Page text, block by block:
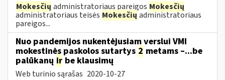
Mokesčių administratoriaus pareigos Mokesčių
administratoriaus teisės Mokesčių administratoriaus
pareigos...
Nuo pandemijos nukentėjusiam verslui VMI
mokestinės paskolos sutartys 2 metams –...be
palūkanų ir be klausimų
Web turinio sąrašas 2020-10-27